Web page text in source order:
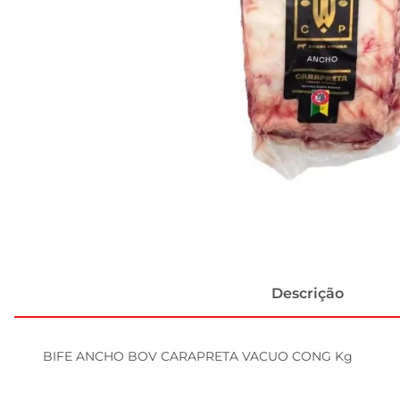
Descrição
BIFE ANCHO BOV CARAPRETA VACUO CONG Kg